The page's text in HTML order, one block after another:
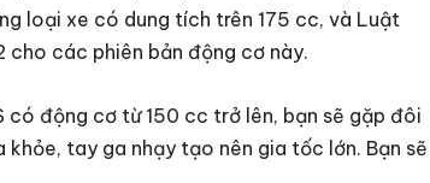
loại xe có dung tích trên 175 cc, và Luật
cho các phiên bản động cơ này.
có động cơ từ 150 cc trở lên, bạn sẽ gặp đôi
tay ga nhạy tạo nên gia tốc lớn. Bạn sẽ